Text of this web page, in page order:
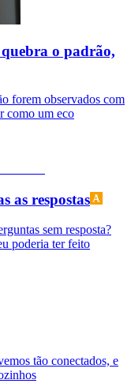
o padrão,
forem observados com
como um eco
as respostas
sem resposta?
poderia ter feito
tão conectados, e